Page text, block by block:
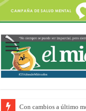
Con cambios a último